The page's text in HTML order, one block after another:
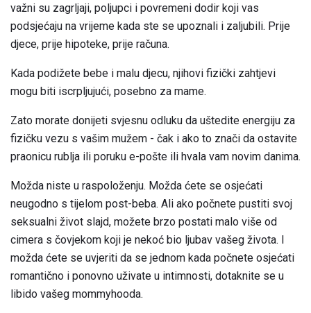
važni su zagrljaji, poljupci i povremeni dodir koji vas
podsjećaju na vrijeme kada ste se upoznali i zaljubili. Prije
djece, prije hipoteke, prije računa.
Kada podižete bebe i malu djecu, njihovi fizički zahtjevi
mogu biti iscrpljujući, posebno za mame.
Zato morate donijeti svjesnu odluku da uštedite energiju za
fizičku vezu s vašim mužem - čak i ako to znači da ostavite
praonicu rublja ili poruku e-pošte ili hvala vam novim danima.
Možda niste u raspoloženju. Možda ćete se osjećati
neugodno s tijelom post-beba. Ali ako počnete pustiti svoj
seksualni život slajd, možete brzo postati malo više od
cimera s čovjekom koji je nekoć bio ljubav vašeg života. I
možda ćete se uvjeriti da se jednom kada počnete osjećati
romantično i ponovno uživate u intimnosti, dotaknite se u
libido vašeg mommyhooda.